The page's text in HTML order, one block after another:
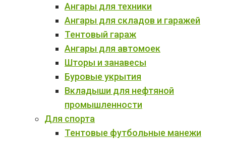
Ангары для техники
Ангары для складов и гаражей
Тентовый гараж
Ангары для автомоек
Шторы и занавесы
Буровые укрытия
Вкладыши для нефтяной
промышленности
Для спорта
Тентовые футбольные манежи